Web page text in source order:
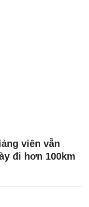
viên vẫn
đi hơn 100km